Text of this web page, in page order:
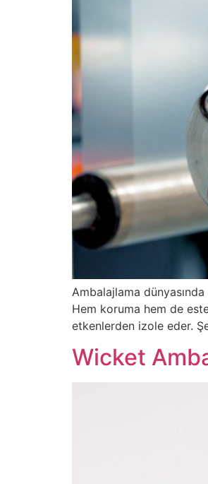
Ambalajlama
Hem koruma hem de
etkenlerden izole eder.
Wicket